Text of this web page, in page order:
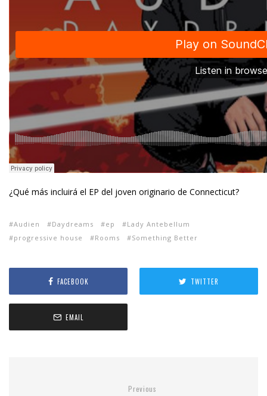
¿Qué más incluirá el EP del joven originario de Connecticut?
Audien Daydreams ep
Lady Antebellum
progressive house
Rooms Something Better
FACEBOOK TWITTER
EMAIL
Previous